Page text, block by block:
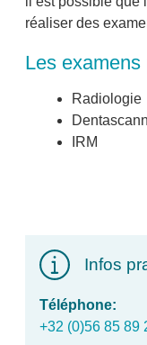
réaliser des
Les
Radiologie
IRM
Infos
Téléphone
+32 (0)56 85 89